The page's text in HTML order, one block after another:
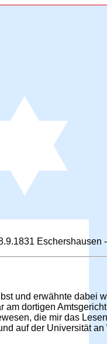
Eschershausen
und erwähnte dabei
am dortigen
die mir das
auf der Universität